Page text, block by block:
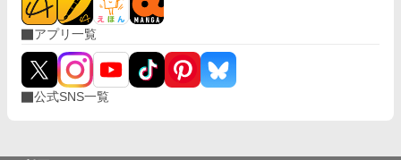
アプリ一覧
公式SNS一覧